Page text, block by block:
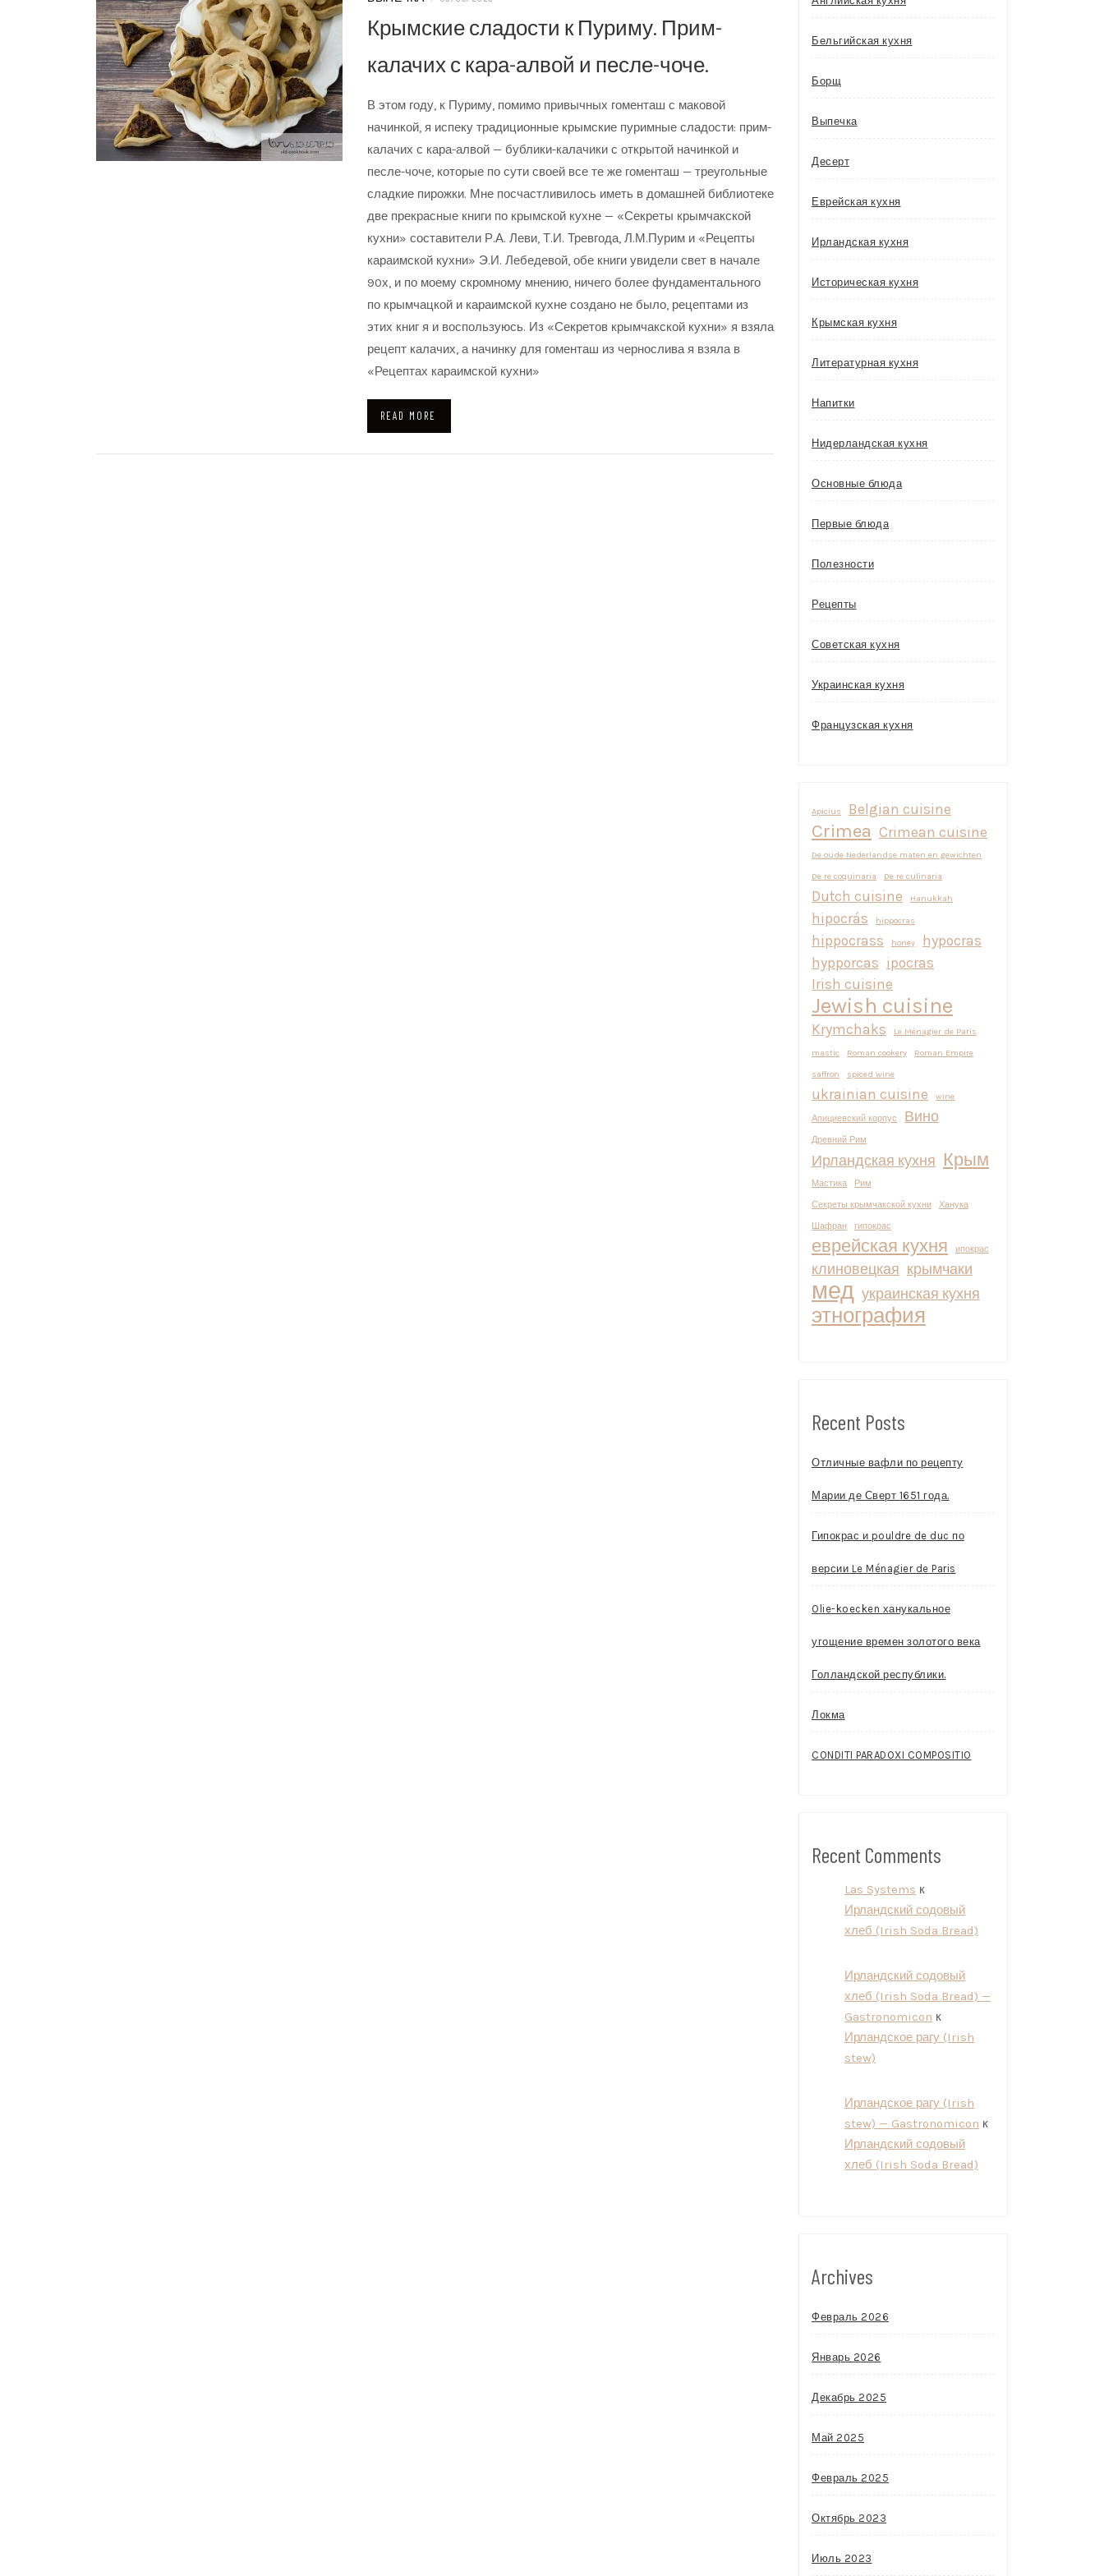
Крымские сладости к Пуриму. Прим-
калачих с кара-алвой и песле-чоче.
В этом году, к Пуриму, помимо привычных гоменташ с маковой
начинкой, я испеку традиционные крымские пуримные сладости: прим-
калачих с кара-алвой — бублики-калачики с открытой начинкой и
песле-чоче, которые по сути своей все те же гоменташ — треугольные
сладкие пирожки. Мне посчастливилось иметь в домашней библиотеке
две прекрасные книги по крымской кухне — «Секреты крымчакской
кухни» составители Р.А. Леви, Т.И. Тревгода, Л.М.Пурим и «Рецепты
караимской кухни» Э.И. Лебедевой, обе книги увидели свет в начале
90х, и по моему скромному мнению, ничего более фундаментального
по крымчацкой и караимской кухне создано не было, рецептами из
этих книг я и воспользуюсь. Из «Секретов крымчакской кухни» я взяла
рецепт калачих, а начинку для гоменташ из чернослива я взяла в
«Рецептах караимской кухни»
READ MORE
Бельгийская кухня
Борщ
Выпечка
Десерт
Еврейская кухня
Ирландская кухня
Историческая кухня
Крымская кухня
Литературная кухня
Напитки
Нидерландская кухня
Основные блюда
Первые блюда
Полезности
Рецепты
Советская кухня
Украинская кухня
Французская кухня
Apicius Belgian cuisine
Crimea Crimean cuisine
De oude Nederlandse maten en gewichten
De re coquinaria
De re culinaria
Dutch cuisine Hanukkah
hipocrás hippocras
hippocrass honey
hypocras
hypporcas ipocras
Irish cuisine
Jewish cuisine
Krymchaks
Le Ménagier de Paris
mastic
Roman cookery
Roman Empire
saffron
spiced wine
ukrainian cuisine wine
Апициевский корпус Вино
Древний Рим
Ирландская кухня Крым
Мастика
Рим
Секреты крымчакской кухни
Ханука
Шафран
гипокрас
еврейская кухня ипокрас
клиновецкая крымчаки
мед украинская кухня
этнография
Recent Posts
Отличные вафли по рецепту
Марии де Сверт 1651 года.
Гипокрас и pouldre de duc по
версии Le Ménagier de Paris
Olie-koecken ханукальное
угощение времен золотого века
Голландской республики.
Локма
CONDITI PARADOXI COMPOSITIO
Recent Comments
Las Systems к
Ирландский содовый
хлеб (Irish Soda Bread)
Ирландский содовый
хлеб (Irish Soda Bread) —
Gastronomicon к
Ирландское рагу (Irish
stew)
Ирландское рагу (Irish
stew) — Gastronomicon к
Ирландский содовый
хлеб (Irish Soda Bread)
Archives
Февраль 2026
Январь 2026
Декабрь 2025
Май 2025
Февраль 2025
Октябрь 2023
Июль 2023